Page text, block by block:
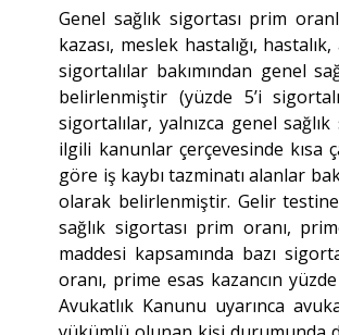
Genel sağlık sigortası prim
kazası, meslek hastalığı,
sigortalılar bakımından genel
belirlenmiştir (yüzde 5’i
sigortalılar, yalnızca genel
ilgili kanunlar çerçevesinde kısa
göre iş kaybı tazminatı alanlar
olarak belirlenmiştir. Gelir
sağlık sigortası prim oranı,
maddesi kapsamında bazı
oranı, prime esas kazancın
Avukatlık Kanunu uyarınca